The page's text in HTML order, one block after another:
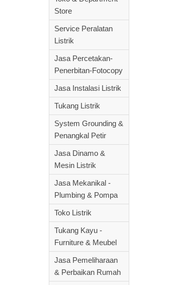
Store
Service Peralatan
Listrik
Jasa Percetakan-
Penerbitan-Fotocopy
Jasa Instalasi Listrik
Tukang Listrik
System Grounding &
Penangkal Petir
Jasa Dinamo &
Mesin Listrik
Jasa Mekanikal -
Plumbing & Pompa
Toko Listrik
Tukang Kayu -
Furniture & Meubel
Jasa Pemeliharaan
& Perbaikan Rumah